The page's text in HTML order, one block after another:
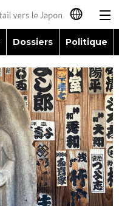
日本語
English
简体字
繁體字
Español
العربية
Dossiers Politique